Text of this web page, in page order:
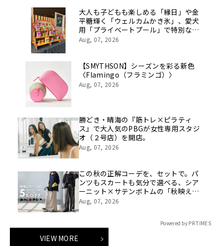
像を公開！
大人も子どもも楽しめる「縁日」や金
平糖輝く「ウェルカムかき氷」、愛犬
用「プライベートプール」で特別な夏
休みをお届け
Aug, 07, 2026
【SMYTHSON】シーズンを彩る新色
〈Flamingo（フラミンゴ）〉
Aug, 07, 2026
勝どき・晴海の『筋トレ×ピラティ
ス』で大人気のPBGが女性専用スタジ
オ（２号店）を開店。
Aug, 07, 2026
この秋の正解コーデを、セットで。パ
ンツもスカートも気分で選べる、シア
ーニット×サテンボトムの「秋映えコ
ーデSET」が登場
Aug, 07, 2026
Powered by PR TIMES
VIEW MORE